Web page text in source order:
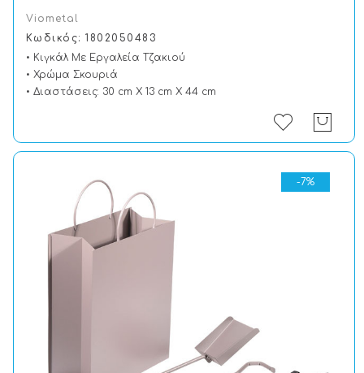
Viometal
Κωδικός: 1802050483
• Κιγκάλ Με Εργαλεία Τζακιού
• Χρώμα Σκουριά
• Διαστάσεις: 30 cm X 13 cm X 44 cm
-7%